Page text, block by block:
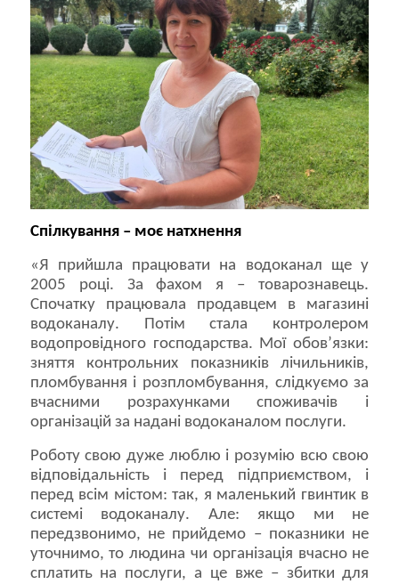
Спілкування – моє натхнення
«Я прийшла працювати на водоканал ще у
2005 році. За фахом я – товарознавець.
Спочатку працювала продавцем в магазині
водоканалу. Потім стала контролером
водопровідного господарства. Мої обов’язки:
зняття контрольних показників лічильників,
пломбування і розпломбування, слідкуємо за
вчасними розрахунками споживачів і
організацій за надані водоканалом послуги.
Роботу свою дуже люблю і розумію всю свою
відповідальність і перед підприємством, і
перед всім містом: так, я маленький гвинтик в
системі водоканалу. Але: якщо ми не
передзвонимо, не прийдемо – показники не
уточнимо, то людина чи організація вчасно не
сплатить на послуги, а це вже – збитки для